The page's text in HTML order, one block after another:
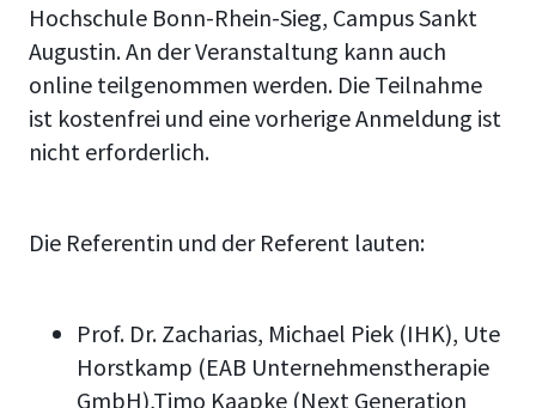
Hochschule Bonn-Rhein-Sieg, Campus Sankt
Augustin. An der Veranstaltung kann auch
online teilgenommen werden. Die Teilnahme
ist kostenfrei und eine vorherige Anmeldung ist
nicht erforderlich.
Die Referentin und der Referent lauten:
Prof. Dr. Zacharias, Michael Piek (IHK), Ute
Horstkamp (EAB Unternehmenstherapie
GmbH),Timo Kaapke (Next Generation